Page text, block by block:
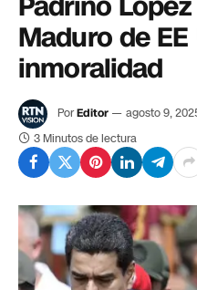
Maduro de
inmoralidad
PorEditor agosto 9,
3 Minutos de lectura